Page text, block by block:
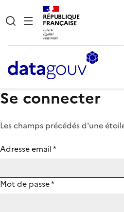
RÉPUBLIQUE
FRANÇAISE
Se connecter
Les champs précédés d'une
Adresse email*
Mot de passe*